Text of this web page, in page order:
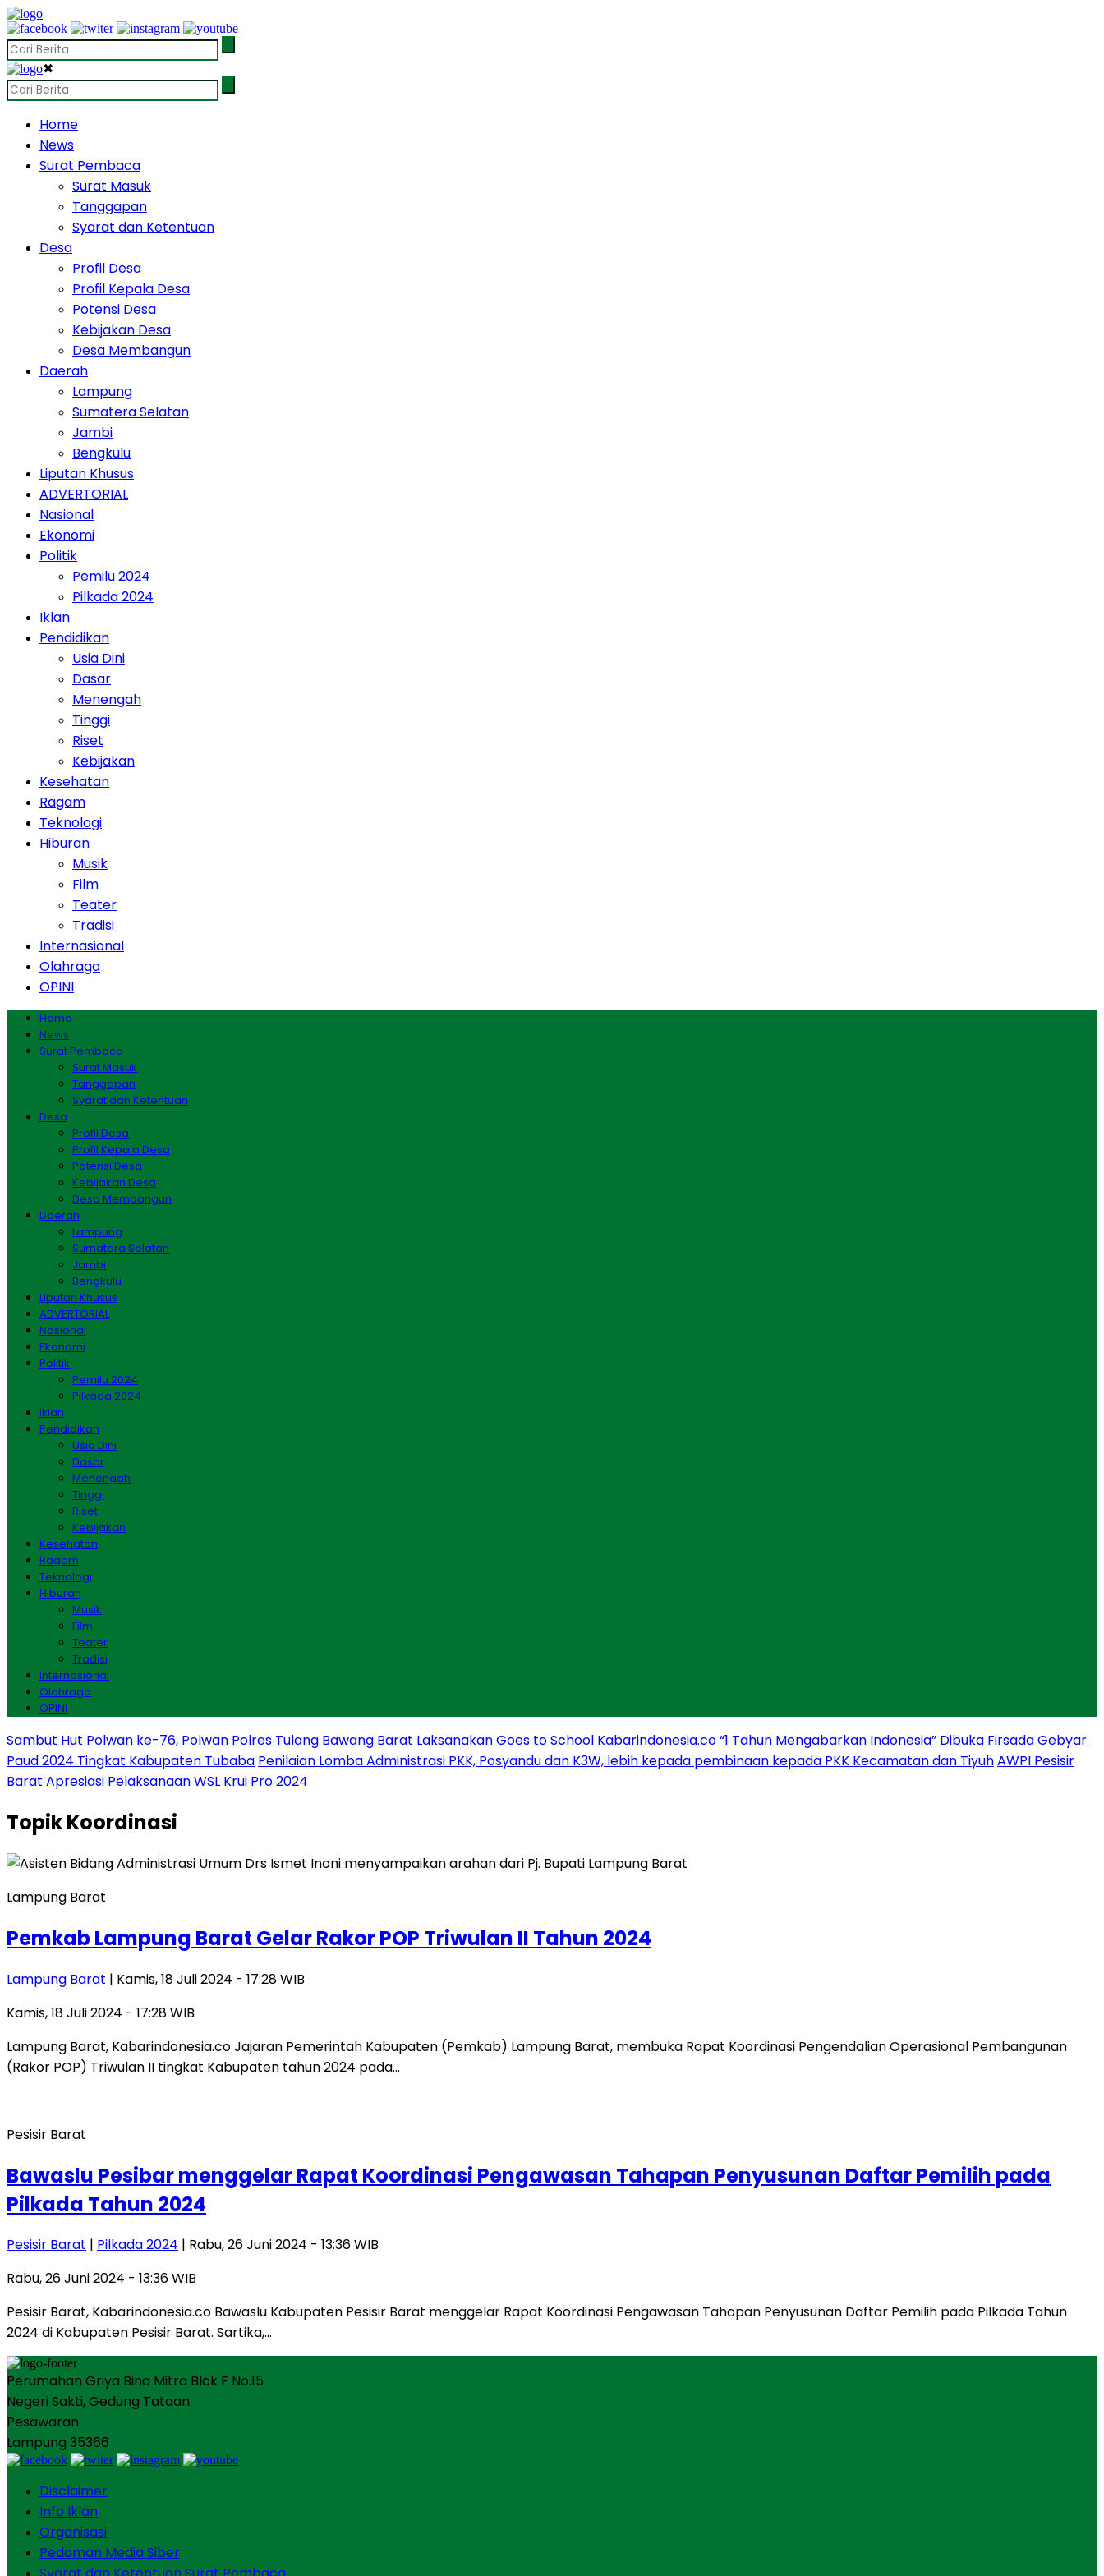
✖
Home
News
Surat Pembaca
Surat Masuk
Tanggapan
Syarat dan Ketentuan
Desa
Profil Desa
Profil Kepala Desa
Potensi Desa
Kebijakan Desa
Desa Membangun
Daerah
Lampung
Sumatera Selatan
Jambi
Bengkulu
Liputan Khusus
ADVERTORIAL
Nasional
Ekonomi
Politik
Pemilu 2024
Pilkada 2024
Iklan
Pendidikan
Usia Dini
Dasar
Menengah
Tinggi
Riset
Kebijakan
Kesehatan
Ragam
Teknologi
Hiburan
Musik
Film
Teater
Tradisi
Internasional
Olahraga
OPINI
Home
News
Surat Pembaca
Surat Masuk
Tanggapan
Syarat dan Ketentuan
Desa
Profil Desa
Profil Kepala Desa
Potensi Desa
Kebijakan Desa
Desa Membangun
Daerah
Lampung
Sumatera Selatan
Jambi
Bengkulu
Liputan Khusus
ADVERTORIAL
Nasional
Ekonomi
Politik
Pemilu 2024
Pilkada 2024
Iklan
Pendidikan
Usia Dini
Dasar
Menengah
Tinggi
Riset
Kebijakan
Kesehatan
Ragam
Teknologi
Hiburan
Musik
Film
Teater
Tradisi
Internasional
Olahraga
OPINI
Sambut Hut Polwan ke-76, Polwan Polres Tulang Bawang Barat Laksanakan Goes to School Kabarindonesia.co “1 Tahun Mengabarkan Indonesia” Dibuka Firsada Gebyar
Paud 2024 Tingkat Kabupaten Tubaba Penilaian Lomba Administrasi PKK, Posyandu dan K3W, lebih kepada pembinaan kepada PKK Kecamatan dan TiyuhAWPI Pesisir
Barat Apresiasi Pelaksanaan WSL Krui Pro 2024
TopikKoordinasi
Lampung Barat
Pemkab Lampung Barat Gelar Rakor POP Triwulan II Tahun 2024
Lampung Barat | Kamis, 18 Juli 2024 - 17:28 WIB
Kamis, 18 Juli 2024 - 17:28 WIB
Lampung Barat, Kabarindonesia.co Jajaran Pemerintah Kabupaten (Pemkab) Lampung Barat, membuka Rapat Koordinasi Pengendalian Operasional Pembangunan
(Rakor POP) Triwulan II tingkat Kabupaten tahun 2024 pada…
Pesisir Barat
Bawaslu Pesibar menggelar Rapat Koordinasi Pengawasan Tahapan Penyusunan Daftar Pemilih pada
Pilkada Tahun 2024
Pesisir Barat | Pilkada 2024 | Rabu, 26 Juni 2024 - 13:36 WIB
Rabu, 26 Juni 2024 - 13:36 WIB
Pesisir Barat, Kabarindonesia.co Bawaslu Kabupaten Pesisir Barat menggelar Rapat Koordinasi Pengawasan Tahapan Penyusunan Daftar Pemilih pada Pilkada Tahun
2024 di Kabupaten Pesisir Barat. Sartika,…
Perumahan Griya Bina Mitra Blok F No.15
Negeri Sakti, Gedung Tataan
Pesawaran
Lampung 35366
Disclaimer
Info Iklan
Organisasi
Pedoman Media Siber